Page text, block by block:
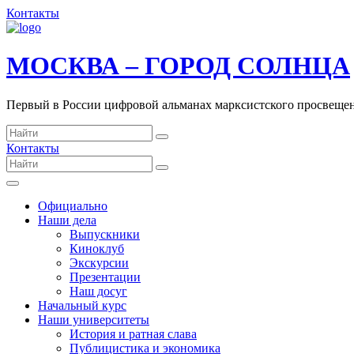
Контакты
МОСКВА – ГОРОД СОЛНЦА
Первый в России цифровой альманах марксистского
Контакты
Официально
Наши дела
Выпускники
Киноклуб
Экскурсии
Презентации
Наш досуг
Начальный курс
Наши университеты
История и ратная слава
Публицистика и экономика